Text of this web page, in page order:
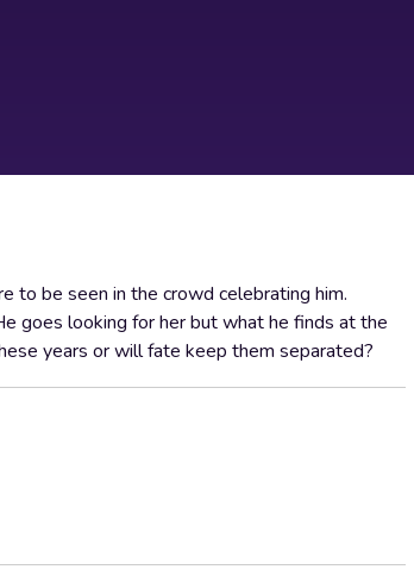
to be seen in the crowd celebrating him.
goes looking for her but what he finds at the
years or will fate keep them separated?